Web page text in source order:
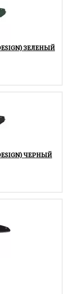
ЗЕЛЕНЫЙ
ЧЕРНЫЙ